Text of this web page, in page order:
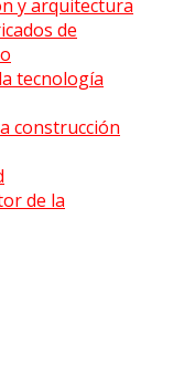
y arquitectura
de
tecnología
construcción
de la